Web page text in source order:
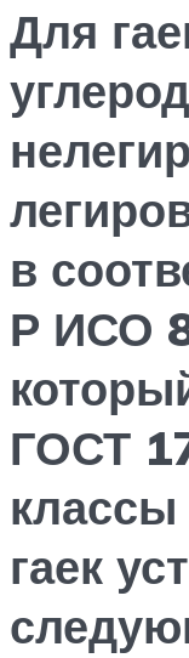
Для
в
Р ИСО
ГОСТ
классы
гаек